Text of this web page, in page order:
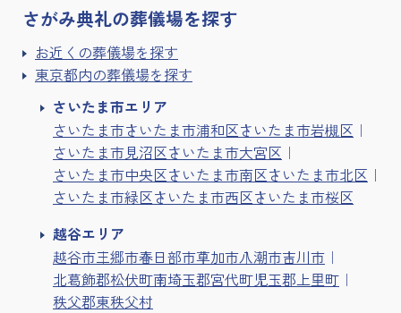
さがみ典礼の葬儀場を探す
お近くの葬儀場を探す
東京都内の葬儀場を探す
さいたま市エリア
さいたま市さいたま市浦和区さいたま市岩槻区
さいたま市見沼区さいたま市大宮区
さいたま市中央区さいたま市南区さいたま市北区
さいたま市緑区さいたま市西区さいたま市桜区
越谷エリア
越谷市三郷市春日部市草加市八潮市吉川市
北葛飾郡松伏町南埼玉郡宮代町児玉郡上里町
秩父郡東秩父村